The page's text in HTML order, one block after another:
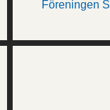
Föreningen